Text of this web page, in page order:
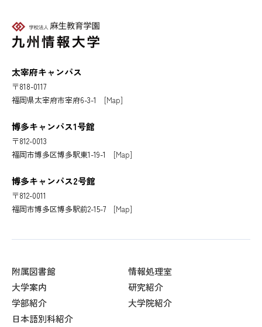
太宰府キャンパス
〒818-0117
福岡県太宰府市宰府6-3-1 [Map]
博多キャンパス1号館
〒812-0013
福岡市博多区博多駅東1-19-1 [Map]
博多キャンパス2号館
〒812-0011
福岡市博多区博多駅前2-15-7 [Map]
附属図書館
情報処理室
大学案内
研究紹介
学部紹介
大学院紹介
日本語別科紹介